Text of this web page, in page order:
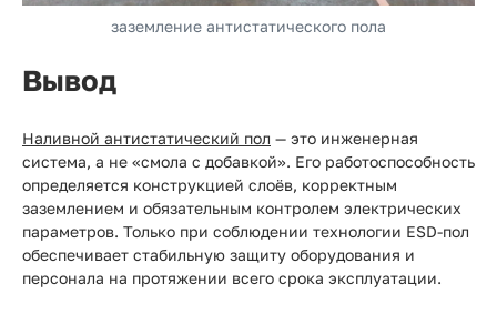
заземление антистатического пола
Вывод
Наливной антистатический пол — это инженерная
система, а не «смола с добавкой». Его работоспособность
определяется конструкцией слоёв, корректным
заземлением и обязательным контролем электрических
параметров. Только при соблюдении технологии ESD-пол
обеспечивает стабильную защиту оборудования и
персонала на протяжении всего срока эксплуатации.